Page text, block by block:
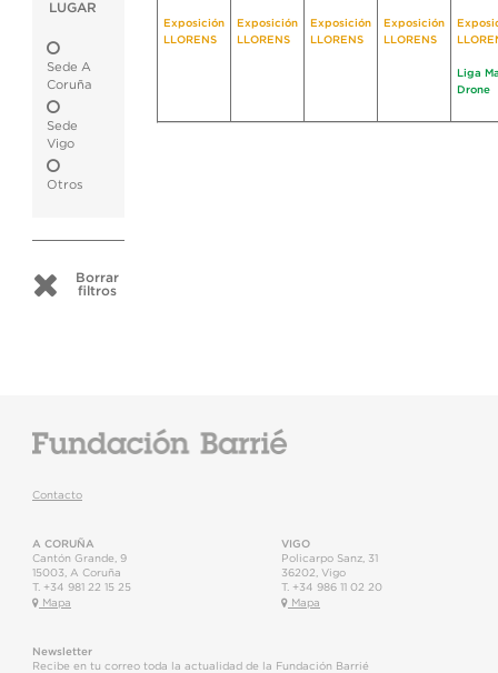
LUGAR
Sede A
Coruña
Sede
Vigo
Otros
Borrar
filtros
Exposición
LLORENS
Exposición
LLORENS
Exposición
LLORENS
Exposición
LLORENS
Liga
Drone
Contacto
A CORUÑA
Cantón Grande, 9
15003
A Coruña
T. +34 981 22 15 25
Mapa
VIGO
Policarpo Sanz, 31
36202 Vigo
T. +34 986 11 02 20
Mapa
Newsletter
Recibe en tu correo toda la actualidad de la Fundación Barrié